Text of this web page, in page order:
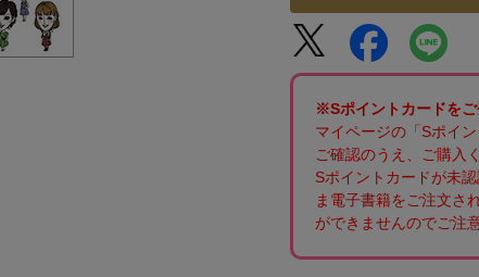
※Sポイントカードを
マイページの「Sポイ
ご確認のうえ、ご購入
Sポイントカードが未
ま電子書籍をご注文さ
ができませんのでご注